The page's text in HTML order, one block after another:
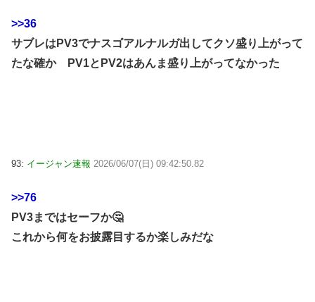
>>36
サブレはPV3でナスゴアルナルガ出してクソ盛り上がって
たな確か PV1とPV2はあんま盛り上がってなかった
93: イージャン速報 2026/06/07(日) 09:42:50.82
>>76
PV3まではセーフか🤔
これから何をお披露目するか楽しみだな